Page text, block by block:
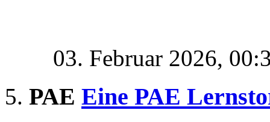
03. Februar 2026,
PAE Eine PAE